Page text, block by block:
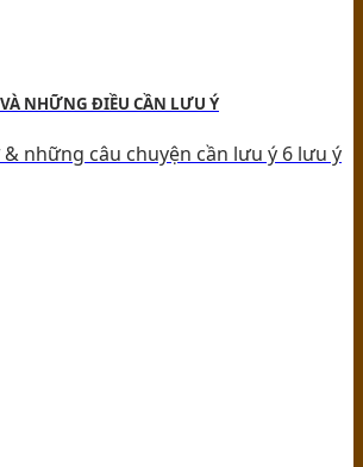
NHỮNG ĐIỀU CẦN LƯU Ý
những câu chuyện cần lưu ý 6 lưu ý